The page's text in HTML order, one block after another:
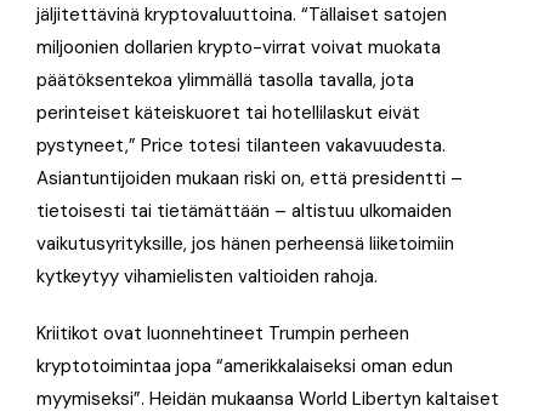
jäljitettävinä kryptovaluuttoina. “Tällaiset satojen
miljoonien dollarien krypto-virrat voivat muokata
päätöksentekoa ylimmällä tasolla tavalla, jota
perinteiset käteiskuoret tai hotellilaskut eivät
pystyneet,” Price totesi tilanteen vakavuudesta.
Asiantuntijoiden mukaan riski on, että presidentti –
tietoisesti tai tietämättään – altistuu ulkomaiden
vaikutusyrityksille, jos hänen perheensä liiketoimiin
kytkeytyy vihamielisten valtioiden rahoja.
Kriitikot ovat luonnehtineet Trumpin perheen
kryptotoimintaa jopa “amerikkalaiseksi oman edun
myymiseksi”. Heidän mukaansa World Libertyn kaltaiset